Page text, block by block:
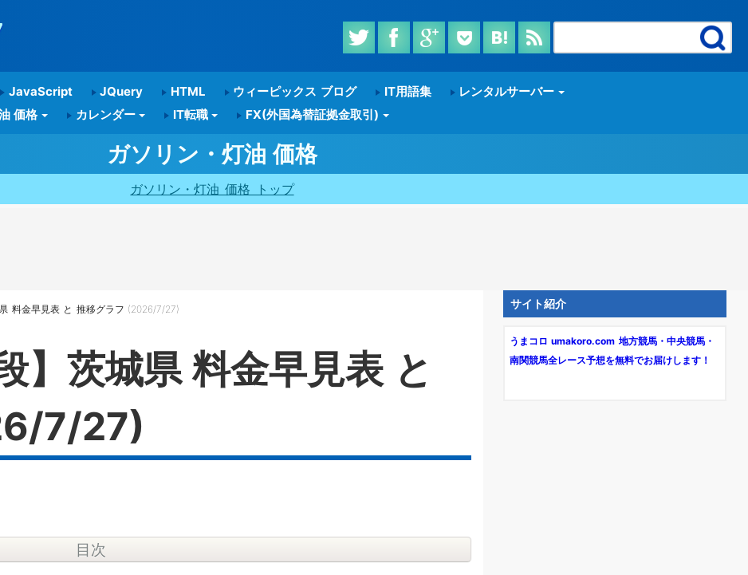
JavaScript JQuery HTML ウィーピックス ブログ IT用語集
レンタルサーバー
価格 カレンダー IT転職 FX(外国為替証拠金取引)
ガソリン・灯油 価格
ガソリン・灯油 価格 トップ
料金早見表 と 推移グラフ (2026/7/27)
】茨城県 料金早見表 と
7/27)
目次
サイト紹介
うまコロ umakoro.com 地方競馬・中央競馬・
南関競馬全レース予想を無料でお届けします！